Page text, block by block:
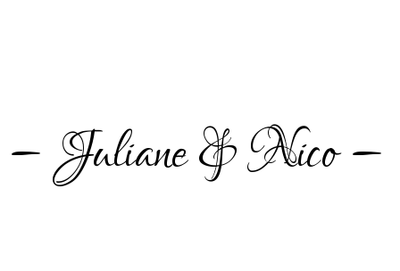
– Juliane & Nico –